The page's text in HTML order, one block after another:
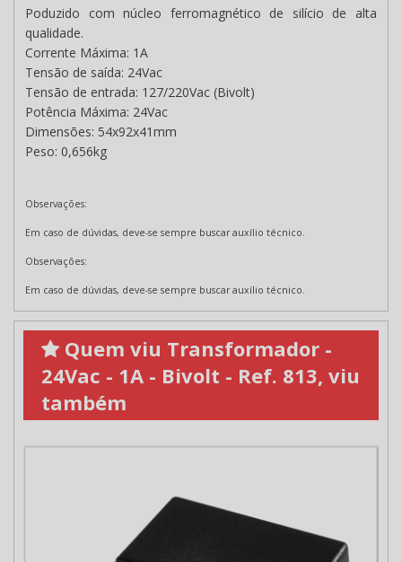
Poduzido com núcleo ferromagnético de silício de alta
qualidade.
Corrente Máxima: 1A
Tensão de saída: 24Vac
Tensão de entrada: 127/220Vac (Bivolt)
Potência Máxima: 24Vac
Dimensões: 54x92x41mm
Peso: 0,656kg
Observações:
Em caso de dúvidas, deve-se sempre buscar auxílio técnico.
Observações:
Em caso de dúvidas, deve-se sempre buscar auxílio técnico.
Quem viu Transformador -
24Vac - 1A - Bivolt - Ref. 813, viu
também